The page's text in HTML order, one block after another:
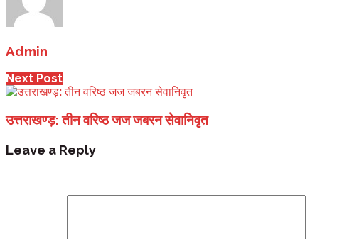
Admin
Next Post
उत्तराखण्ड़: तीन वरिष्ठ जज जबरन सेवानिवृत
Leave a Reply